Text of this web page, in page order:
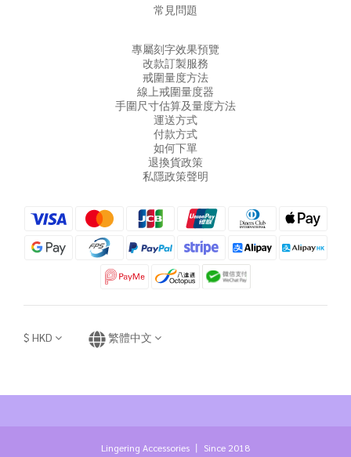
常見問題
專屬刻字效果預覽
改款訂製服務
戒圍量度方法
線上戒圍量度器
手圍尺寸估算及量度方法
運送方式
付款方式
如何下單
退換貨政策
私隱政策聲明
$ HKD 繁體中文
Lingering Accessories 丨 Since 2018